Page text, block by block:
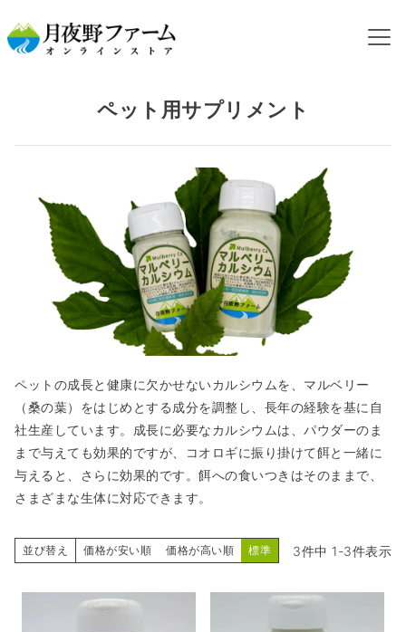
ペット用サプリメント
ペットの成長と健康に欠かせないカルシウムを、マルベリー
（桑の葉）をはじめとする成分を調整し、長年の経験を基に自
社生産しています。成長に必要なカルシウムは、パウダーのま
まで与えても効果的ですが、コオロギに振り掛けて餌と一緒に
与えると、さらに効果的です。餌への食いつきはそのままで、
さまざまな生体に対応できます。
並び替え 価格が安い順 価格が高い順 標準 3件中 1-3件表示